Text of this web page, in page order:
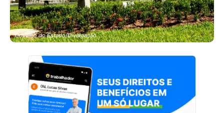
Governo do Estado/Divulgação